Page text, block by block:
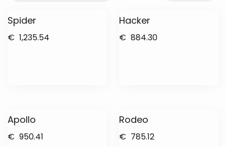
Spider
€ 1,235.54
Hacker
€ 884.30
Apollo
€ 950.41
Rodeo
€ 785.12